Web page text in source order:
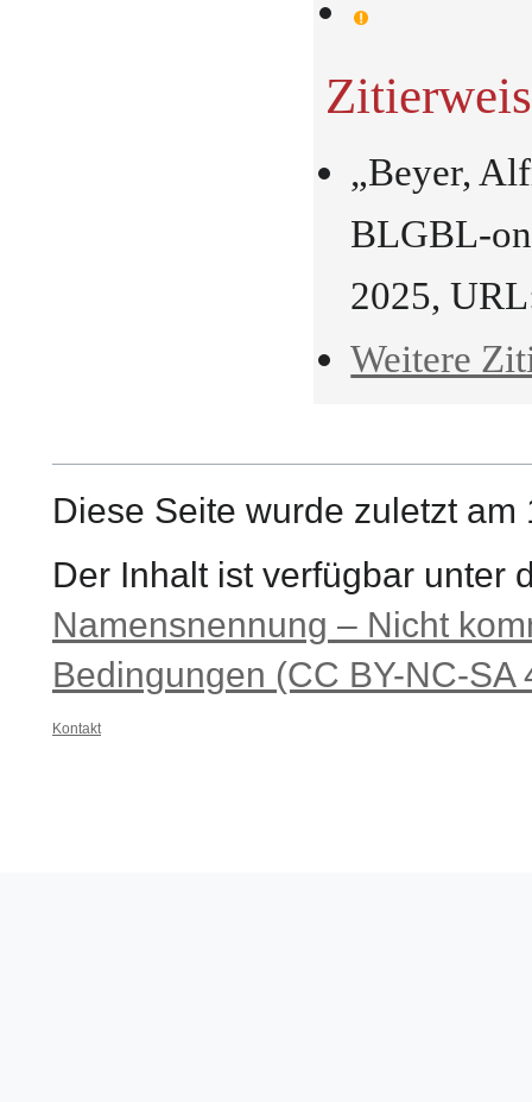
„Beyer,
BLGBL-
2025,
Weitere
Diese Seite wurde zuletzt
Der Inhalt ist verfügbar unter
Namensnennung – Nicht
Bedingungen (CC BY-NC-SA
Kontakt